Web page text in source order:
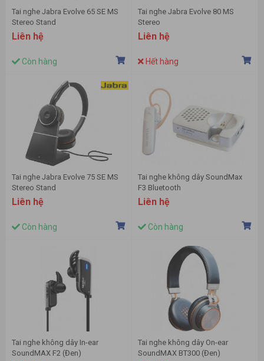
Tai nghe Jabra Evolve 65 SE MS
Stereo Stand
Liên hệ
Còn hàng
Tai nghe Jabra Evolve 80 MS
Stereo
Liên hệ
Hết hàng
Tai nghe Jabra Evolve 75 SE MS
Stereo Stand
Liên hệ
Còn hàng
Tai nghe không dây SoundMax
F3 Bluetooth
Liên hệ
Còn hàng
Tai nghe không dây In-ear
SoundMAX F2 (Đen)
Tai nghe không dây On-ear
SoundMAX BT300 (Đen)